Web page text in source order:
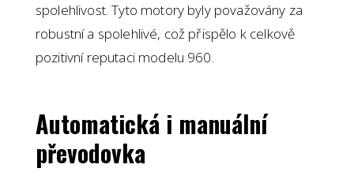
spolehlivost. Tyto motory byly považovány za
robustní a spolehlivé, což přispělo k celkově
pozitivní reputaci modelu 960.
Automatická i manuální
převodovka